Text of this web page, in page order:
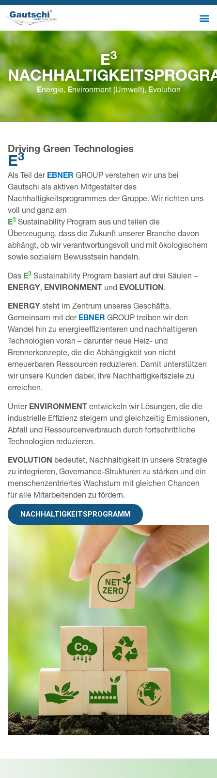
E3
Energie, Environment (Umwelt),Evolution
Driving Green Technologies
E3
Als Teil der EBNER GROUP verstehen wir uns bei
Gautschi als aktiven Mitgestalter des
Nachhaltigkeitsprogrammes der Gruppe. Wir richten uns
voll und ganz am
E3 Sustainability Program aus und teilen die
Überzeugung, dass die Zukunft unserer Branche davon
abhängt, ob wir verantwortungsvoll und mit ökologischem
sowie sozialem Bewusstsein handeln.
Das E3 Sustainability Program basiert auf drei Säulen –
ENERGY, ENVIRONMENT und EVOLUTION.
ENERGY steht im Zentrum unseres Geschäfts.
Gemeinsam mit der EBNER GROUP treiben wir den
Wandel hin zu energieeffizienteren und nachhaltigeren
Technologien voran – darunter neue Heiz- und
Brennerkonzepte, die die Abhängigkeit von nicht
erneuerbaren Ressourcen reduzieren. Damit unterstützen
wir unsere Kunden dabei, ihre Nachhaltigkeitsziele zu
erreichen.
Unter ENVIRONMENT entwickeln wir Lösungen, die die
industrielle Effizienz steigern und gleichzeitig Emissionen,
Abfall und Ressourcenverbrauch durch fortschrittliche
Technologien reduzieren.
EVOLUTION bedeutet, Nachhaltigkeit in unsere Strategie
zu integrieren, Governance-Strukturen zu stärken und ein
menschenzentriertes Wachstum mit gleichen Chancen
für alle Mitarbeitenden zu fördern.
NACHHALTIGKEITSPROGRAMM